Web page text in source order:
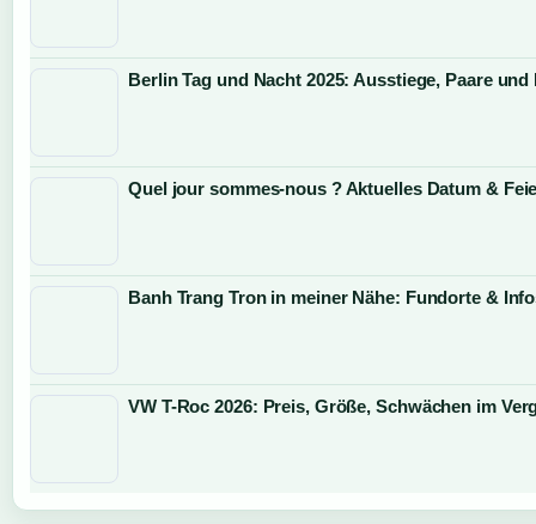
Berlin Tag und Nacht 2025: Ausstiege, Paare und
Quel jour sommes-nous ? Aktuelles Datum &
Banh Trang Tron in meiner Nähe: Fundorte &
VW T-Roc 2026: Preis, Größe, Schwächen im